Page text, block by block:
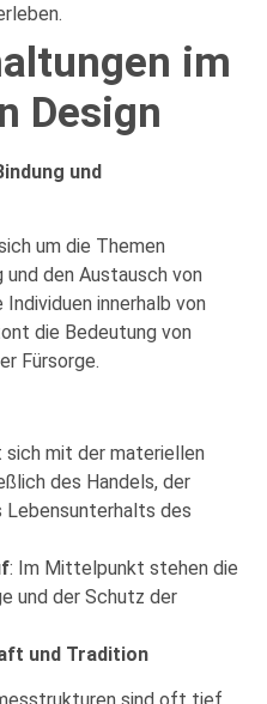
im
Design
und
um die Themen
den Austausch von
innerhalb von
die Bedeutung von
Fürsorge.
sich mit der materiellen
des Handels, der
Lebensunterhalts des
: Im Mittelpunkt stehen die
und der Schutz der
und Tradition